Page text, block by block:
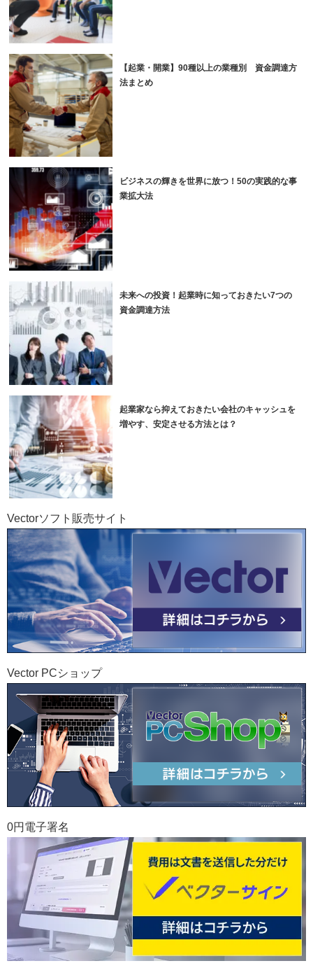
【起業・開業】90種以上の業種別 資金調達方
法まとめ
ビジネスの輝きを世界に放つ！50の実践的な事
業拡大法
未来への投資！起業時に知っておきたい7つの
資金調達方法
起業家なら抑えておきたい会社のキャッシュを
増やす、安定させる方法とは？
Vectorソフト販売サイト
Vector PCショップ
0円電子署名